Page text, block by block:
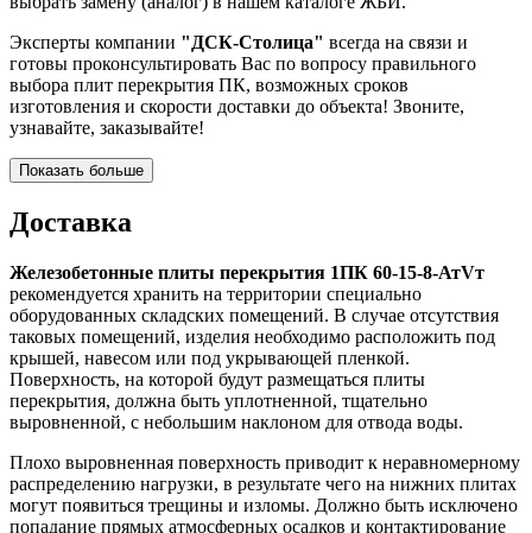
Эксперты компании "ДСК-Столица" всегда на связи и
готовы проконсультировать Вас по вопросу правильного
выбора плит перекрытия ПК, возможных сроков
изготовления и скорости доставки до объекта! Звоните,
узнавайте, заказывайте!
Показать больше
Доставка
Железобетонные плиты перекрытия 1ПК 60-15-8-АтVт
рекомендуется хранить на территории специально
оборудованных складских помещений. В случае отсутствия
таковых помещений, изделия необходимо расположить под
крышей, навесом или под укрывающей пленкой.
Поверхность, на которой будут размещаться плиты
перекрытия, должна быть уплотненной, тщательно
выровненной, с небольшим наклоном для отвода воды.
Плохо выровненная поверхность приводит к неравномерному
распределению нагрузки, в результате чего на нижних плитах
могут появиться трещины и изломы. Должно быть исключено
попадание прямых атмосферных осадков и контактирование